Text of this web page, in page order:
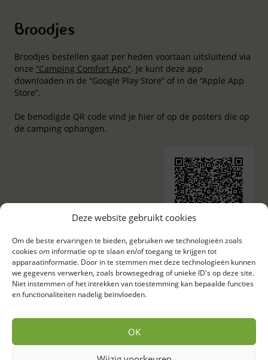
Deze website gebruikt cookies
Om de beste ervaringen te bieden, gebruiken we technologieën zoals
cookies om informatie op te slaan en/of toegang te krijgen tot
apparaatinformatie. Door in te stemmen met deze technologieën kunnen
we gegevens verwerken, zoals browsegedrag of unieke ID's op deze site.
Niet instemmen of het intrekken van toestemming kan bepaalde functies
en functionaliteiten nadelig beïnvloeden.
OK
Broodjes
Broodjes bestellen gaat per heden voortaan uitsluitend via
onze “Camping Comfort App”. Je kunt deze app
downloaden in de “Google Play Store” of in de “Apple App
Store”.
De benodigde QR code vind je hier of op de posters die op
de camping ophangen.